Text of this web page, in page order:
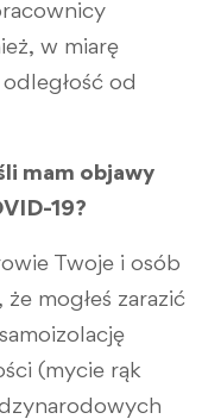
w miarę
od
mam objawy
19?
Twoje i osób
mogłeś zarazić
(mycie rąk